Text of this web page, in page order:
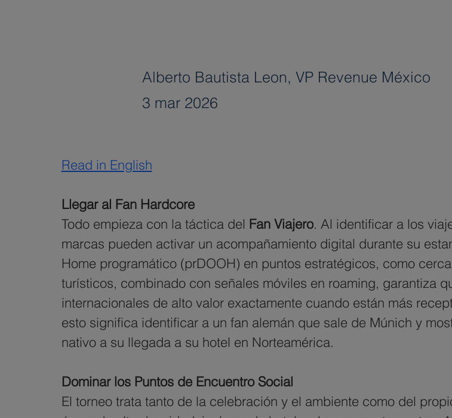
Alberto Bautista Leon, VP Revenue México
3 mar 2026
Read in English
Llegar al Fan Hardcore
Todo empieza con la táctica del Fan Viajero. Al identificar a los
marcas pueden activar un acompañamiento digital durante su
Home programático (prDOOH) en puntos estratégicos, como
turísticos, combinado con señales móviles en roaming, garantiza
internacionales de alto valor exactamente cuando están más
esto significa identificar a un fan alemán que sale de Múnich y
nativo a su llegada a su hotel en Norteamérica.
Dominar los Puntos de Encuentro Social
El torneo trata tanto de la celebración y el ambiente como del